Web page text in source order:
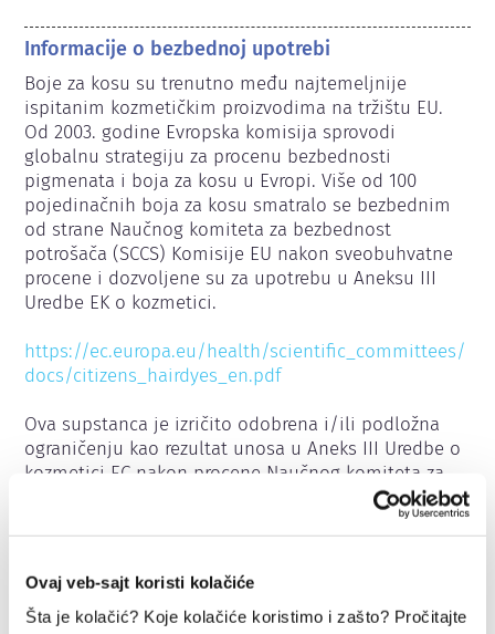
Ovaj veb-sajt koristi kolačiće
Šta je kolačić? Koje kolačiće koristimo i zašto? Pročitajte
Informacije o bezbednoj upotrebi
Boje za kosu su trenutno među najtemeljnije
ispitanim kozmetičkim proizvodima na tržištu EU.
Od 2003. godine Evropska komisija sprovodi
globalnu strategiju za procenu bezbednosti
pigmenata i boja za kosu u Evropi. Više od 100
pojedinačnih boja za kosu smatralo se bezbednim
od strane Naučnog komiteta za bezbednost
potrošača (SCCS) Komisije EU nakon sveobuhvatne
procene i dozvoljene su za upotrebu u Aneksu III
Uredbe EK o kozmetici.
https://ec.europa.eu/health/scientific_committees/
docs/citizens_hairdyes_en.pdf
Ova supstanca je izričito odobrena i/ili podložna
ograničenju kao rezultat unosa u Aneks III Uredbe o
kozmetici EC nakon procene Naučnog komiteta za
bezbednost potrošača Komisije EU (SCCS).
Ograničenja se mogu odnositi npr. na kriterijume
određene kategorije proizvoda. U skladu sa
uslovima koji su eventualno nametnuti Aneksom III,
upotreba ove supstance u kozmetičkim proizvodima